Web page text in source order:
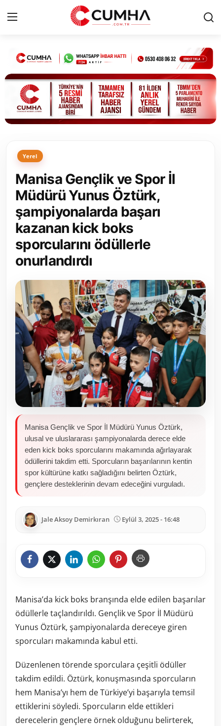
Kurumsal
Cumhurbaşkanlığı
Bakanlıklar
Siyasi Partiler
Yerel Yönetimler
Mülki İdare
Toplum ve Yaşam
Sivil Toplum Kuruluşları
Kamu Kurumları ve Üst Kurullar
Resmi Reklamlar
Yerel
Manisa Gençlik ve Spor İl
Müdürü Yunus Öztürk,
şampiyonalarda başarı
kazanan kick boks
sporcularını ödüllerle
onurlandırdı
Manisa Gençlik ve Spor İl Müdürü Yunus Öztürk,
ulusal ve uluslararası şampiyonalarda derece elde
eden kick boks sporcularını makamında ağırlayarak
ödüllerini takdim etti. Sporcuların başarılarının kentin
spor kültürüne katkı sağladığını belirten Öztürk,
gençlere desteklerinin devam edeceğini vurguladı.
Jale Aksoy Demirkıran Eylül 3, 2025 - 16:48
Manisa’da kick boks branşında elde edilen başarılar
ödüllerle taçlandırıldı. Gençlik ve Spor İl Müdürü
Yunus Öztürk, şampiyonalarda dereceye giren
sporcuları makamında kabul etti.
Düzenlenen törende sporculara çeşitli ödüller
takdim edildi. Öztürk, konuşmasında sporcuların
hem Manisa’yı hem de Türkiye’yi başarıyla temsil
ettiklerini söyledi. Sporcuların elde ettikleri
derecelerin gençlere örnek olduğunu belirterek,